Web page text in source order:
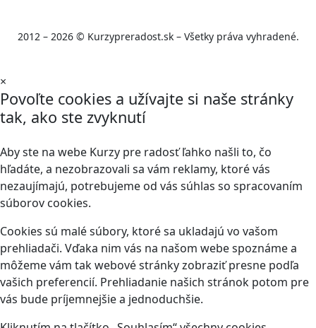
2012 – 2026 © Kurzypreradost.sk – Všetky práva vyhradené.
×
Povoľte cookies a užívajte si naše stránky
tak, ako ste zvyknutí
Aby ste na webe Kurzy pre radosť ľahko našli to, čo
hľadáte, a nezobrazovali sa vám reklamy, ktoré vás
nezaujímajú, potrebujeme od vás súhlas so spracovaním
súborov cookies.
Cookies sú malé súbory, ktoré sa ukladajú vo vašom
prehliadači. Vďaka nim vás na našom webe spoznáme a
môžeme vám tak webové stránky zobraziť presne podľa
vašich preferencií. Prehliadanie našich stránok potom pre
vás bude príjemnejšie a jednoduchšie.